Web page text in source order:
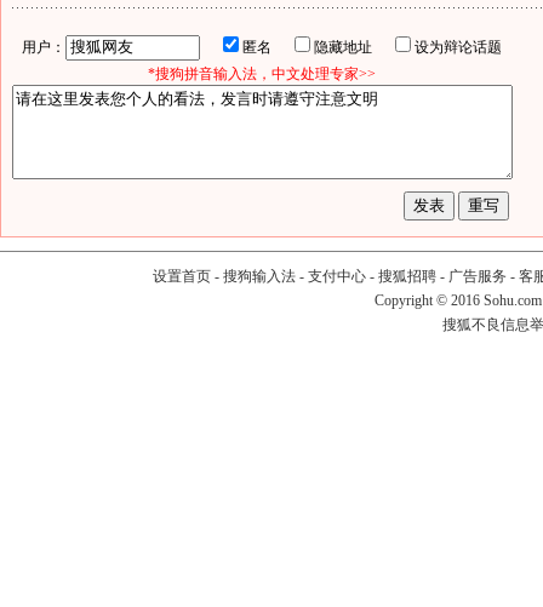
用户： 匿名 隐藏地址
设为辩论话题
*搜狗拼音输入法，中文处理专家>>
设置首页- 搜狗输入法- 支付中心- 搜狐招聘- 广告服务 - 客
Copyright © 2016
搜狐不良信息